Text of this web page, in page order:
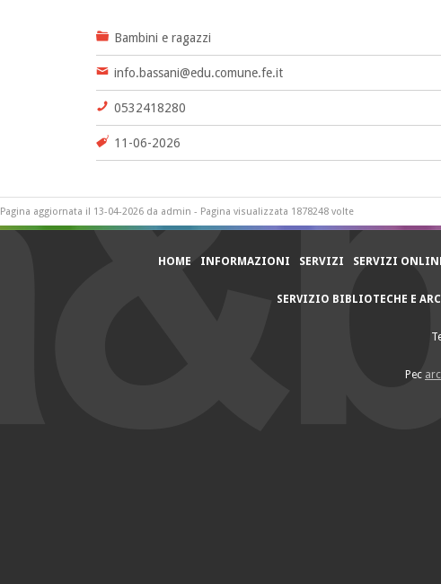
Bambini e ragazzi
info.bassani@edu.comune.fe.it
0532418280
11-06-2026
Pagina aggiornata il 13-04-2026 da admin - Pagina visualizzata 1878248 volte
HOME INFORMAZIONI SERVIZI SERVIZI
SERVIZIO BIBLIOTECHE E
Pec